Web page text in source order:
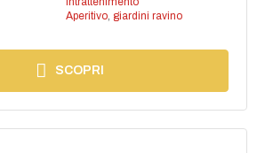
Aperitivo, giardini ravino
SCOPRI